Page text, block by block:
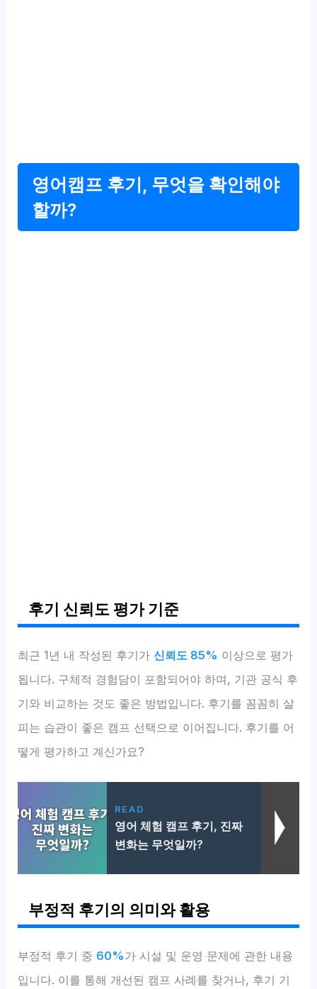
영어캠프 후기, 무엇을 확인해야
할까?
후기 신뢰도 평가 기준
최근 1년 내 작성된 후기가신뢰도 85% 이상으로 평가
됩니다. 구체적 경험담이 포함되어야 하며, 기관 공식 후
기와 비교하는 것도 좋은 방법입니다. 후기를 꼼꼼히 살
피는 습관이 좋은 캠프 선택으로 이어집니다. 후기를 어
떻게 평가하고 계신가요?
READ
영어 체험 캠프 후기, 진짜
변화는 무엇일까?
부정적 후기의 의미와 활용
부정적 후기 중 60%가 시설 및 운영 문제에 관한 내용
입니다. 이를 통해 개선된 캠프 사례를 찾거나, 후기 기